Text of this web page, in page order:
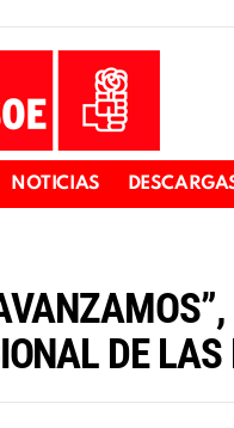
NOTICIAS
DE LAS